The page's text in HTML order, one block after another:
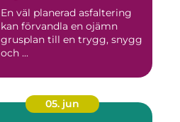
En väl planerad asfaltering
kan förvandla en ojämn
grusplan till en trygg, snygg
och ...
05. jun